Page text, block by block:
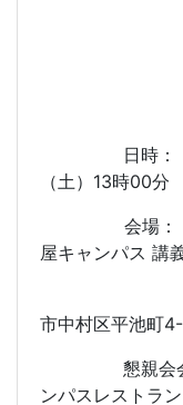
日時：
（土） 13時00分
会場：
屋キャンパス 講
市中村区平池町
懇親会
ンパスレストラ